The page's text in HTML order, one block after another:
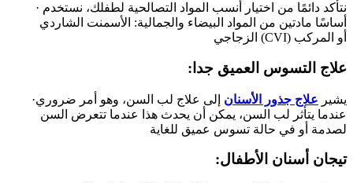
· نتأكد دائمًا من اختيار أنسب المواد التصالحية لطفلك، نستخدم
أساسًا مادتين من المواد البيضاء والجمالية: الأسمنت الشاردي
الزجاجي (CVI) أو المركب
:علاج التسوس العميق جدا
·يشير علاج جذور الأسنان إلى علاج لب السن، وهو أمر ضروري
عندما يتأثر لب السن، يمكن أن يحدث هذا عندما تتعرض السن
لصدمة أو في حالة تسوس عميق للغاية
:تيجان أسنان الأطفال